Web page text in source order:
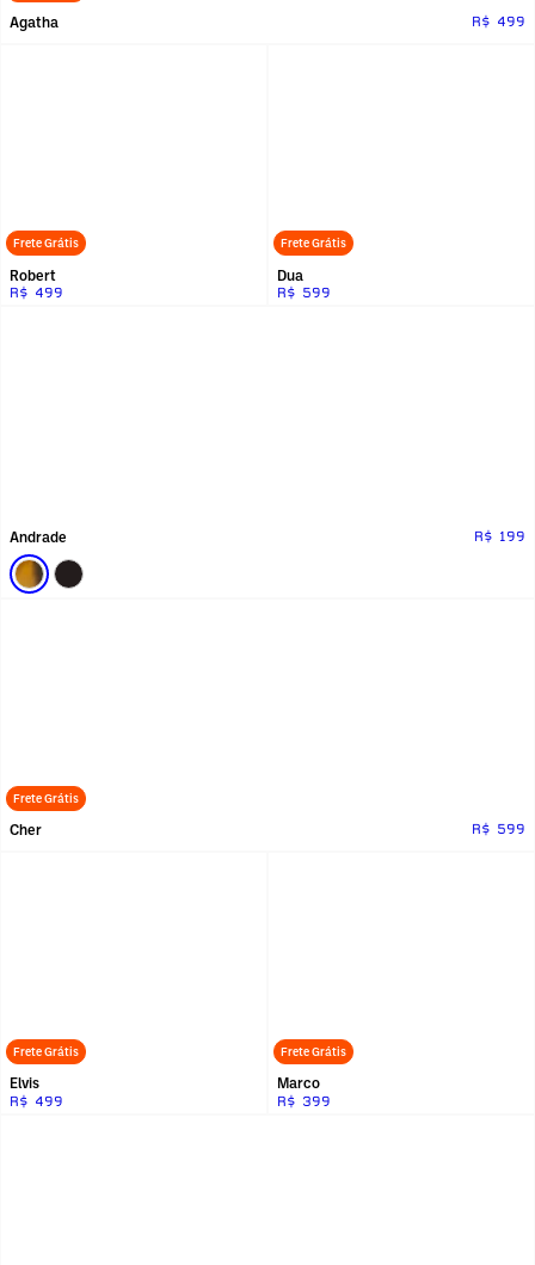
Agatha R$ 499
Frete Grátis
Robert
R$ 499
Andrade R$ 199
Frete Grátis
Cher R$ 599
Frete Grátis
Dua
R$ 599
Frete Grátis
Elvis
R$ 499
Frete Grátis
Marco
R$ 399